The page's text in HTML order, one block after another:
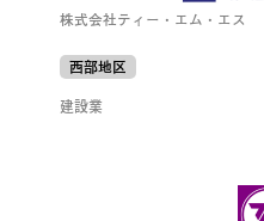
株式会社ティー・エム・エス
西部地区
建設業